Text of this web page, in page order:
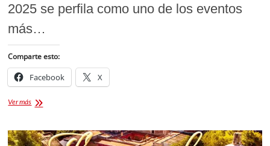
2025 se perfila como uno de los eventos
más…
Comparte esto:
Facebook X
Ver másEpicentro
2025